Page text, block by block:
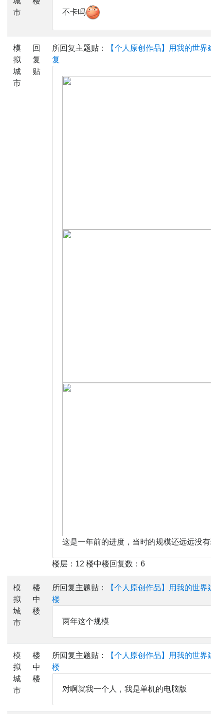
市
不卡吗
模
拟
城
市
回
复
贴
所回复主题贴：
【个人原创作品】用我的世界
复
这是一年前的进度，当时的规模还远远没有
楼层：12 楼中楼回复数：6
模
拟
城
市
楼
中
楼
所回复主题贴：
【个人原创作品】用我的世界
楼
两年这个规模
模
拟
城
市
楼
中
楼
所回复主题贴：
【个人原创作品】用我的世界
楼
对啊就我一个人，我是单机的电脑版